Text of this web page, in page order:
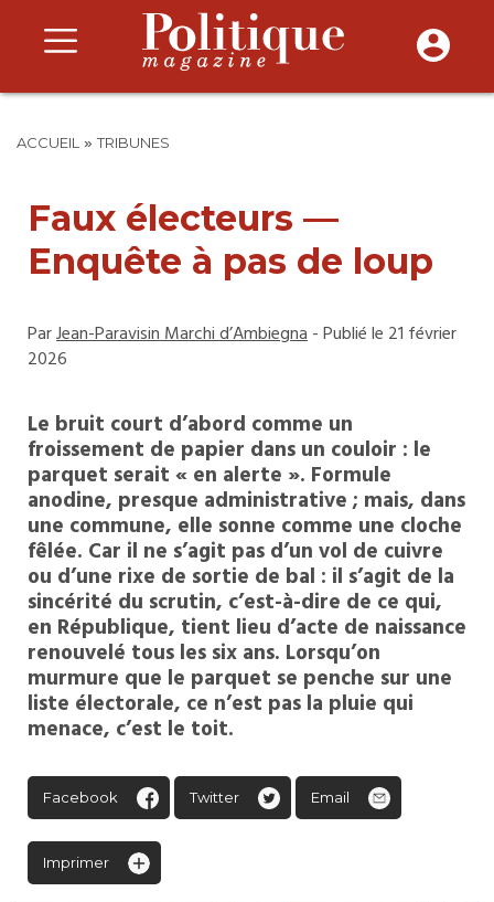
ACCUEIL »TRIBUNES
Faux électeurs —
Enquête à pas de loup
ParJean-Paravisin Marchi d’Ambiegna- Publié le 21 février
2026
Le bruit court d’abord comme un
froissement de papier dans un couloir : le
parquet serait « en alerte ». Formule
anodine, presque administrative ; mais, dans
une commune, elle sonne comme une cloche
fêlée. Car il ne s’agit pas d’un vol de cuivre
ou d’une rixe de sortie de bal : il s’agit de la
sincérité du scrutin, c’est-à-dire de ce qui,
en République, tient lieu d’acte de naissance
renouvelé tous les six ans. Lorsqu’on
murmure que le parquet se penche sur une
liste électorale, ce n’est pas la pluie qui
menace, c’est le toit.
Facebook Twitter Email
Imprimer